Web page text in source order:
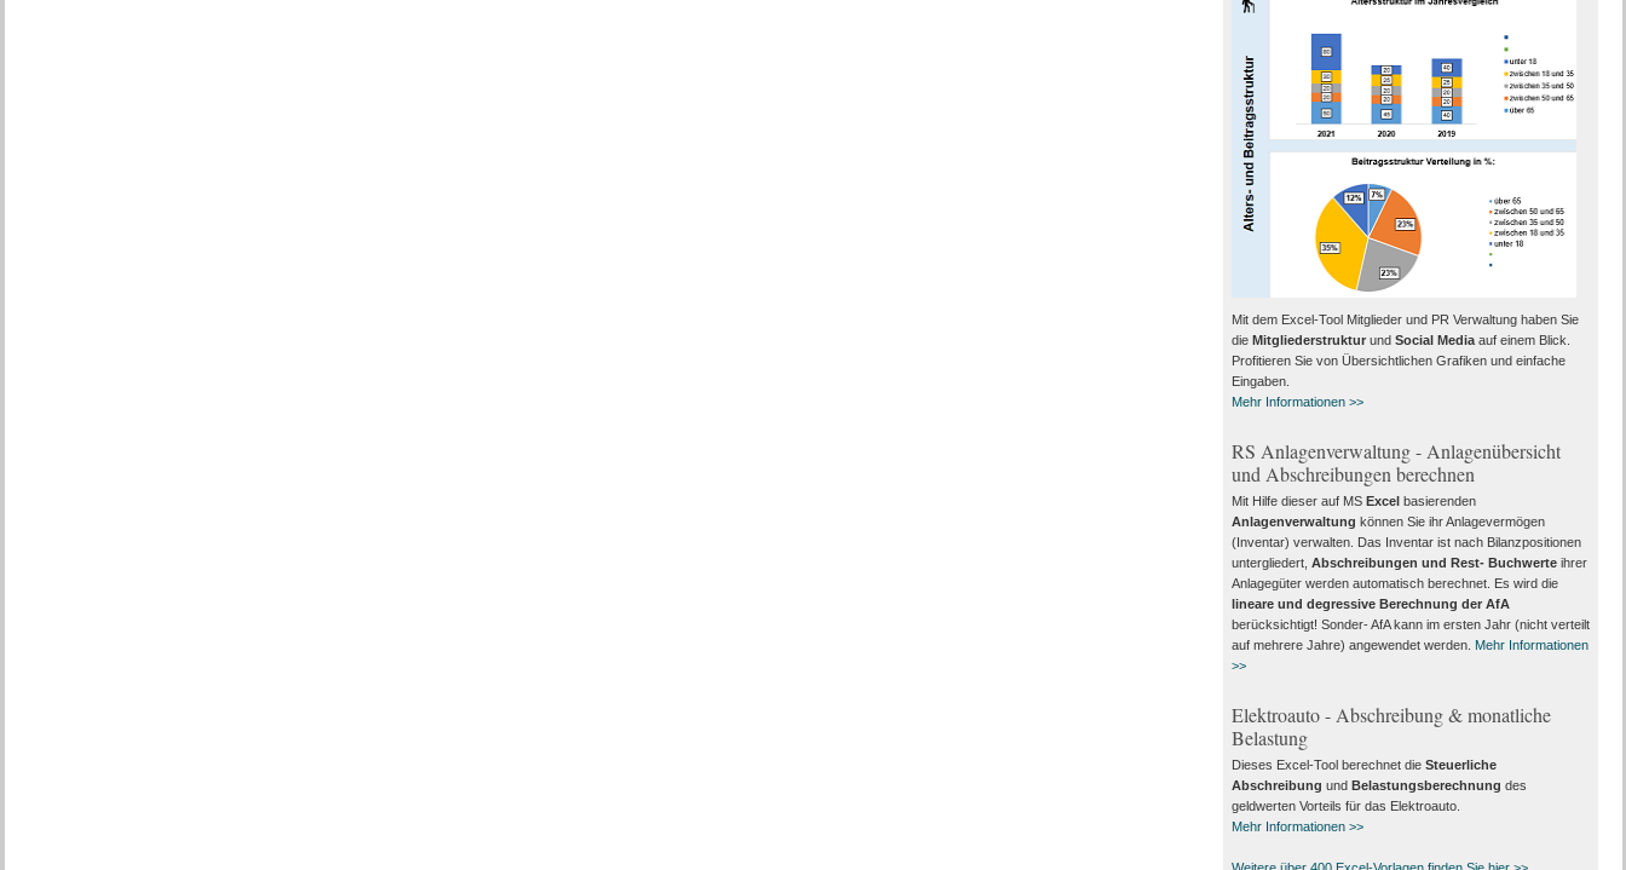
Mit dem Excel-Tool Mitglieder und PR Verwaltung haben Sie
die Mitgliederstrukturund Social Mediaauf einem Blick.
Profitieren Sie von Übersichtlichen Grafiken und einfache
Eingaben.
Mehr Informationen >>
RS Anlagenverwaltung - Anlagenübersicht
und Abschreibungen berechnen
Mit Hilfe dieser auf MS Excelbasierenden
Anlagenverwaltung können Sie ihr Anlagevermögen
(Inventar) verwalten. Das Inventar ist nach Bilanzpositionen
untergliedert, Abschreibungen und Rest- Buchwerteihrer
Anlagegüter werden automatisch berechnet. Es wird die
lineare und degressive Berechnung der AfA
berücksichtigt! Sonder- AfA kann im ersten Jahr (nicht verteilt
auf mehrere Jahre) angewendet werden. Mehr Informationen
>>
Elektroauto - Abschreibung & monatliche
Belastung
Dieses Excel-Tool berechnet die Steuerliche
Abschreibung und Belastungsberechnung des
geldwerten Vorteils für das Elektroauto.
Mehr Informationen >>